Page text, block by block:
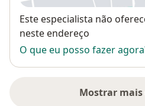
Disponibilidade
Este especialista não
neste endereço
O que eu posso fazer
Mostrar